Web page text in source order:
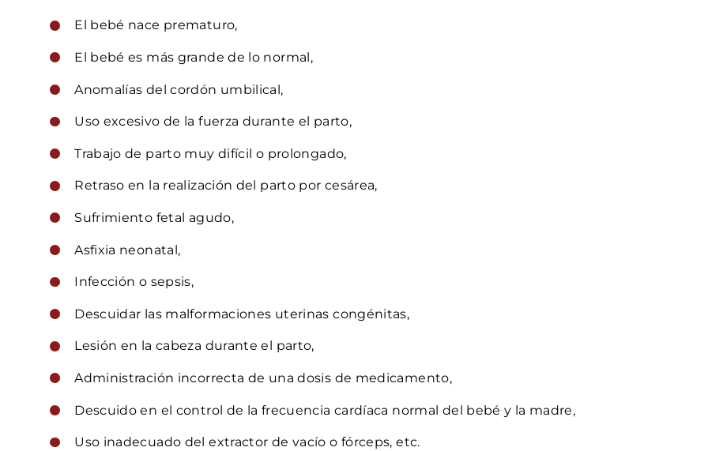
El bebé nace prematuro,
El bebé es más grande de lo normal,
Anomalías del cordón umbilical,
Uso excesivo de la fuerza durante el parto,
Trabajo de parto muy difícil o prolongado,
Retraso en la realización del parto por cesárea,
Sufrimiento fetal agudo,
Asfixia neonatal,
Infección o sepsis,
Descuidar las malformaciones uterinas congénitas,
Lesión en la cabeza durante el parto,
Administración incorrecta de una dosis de medicamento,
Descuido en el control de la frecuencia cardíaca normal del bebé y la madre,
Uso inadecuado del extractor de vacío o fórceps, etc.